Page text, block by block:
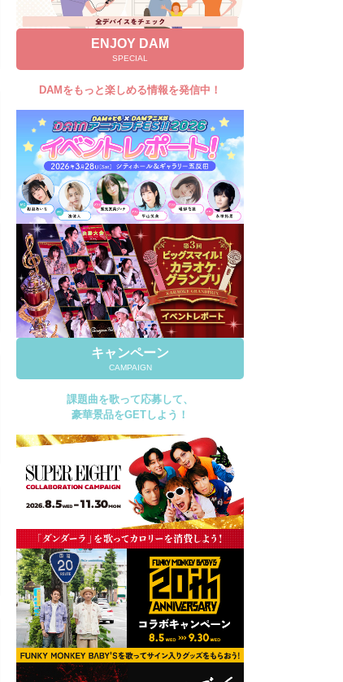
DAMの新曲・ランキングなど
カラオケ最新情報をチェック！
自宅でカラオケ歌い放題！
家族や友達と一緒に！練習にも！
ENJOY DAM
SPECIAL
DAMをもっと楽しめる情報を発信中！
キャンペーン
CAMPAIGN
課題曲を歌って応募して、
豪華景品をGETしよう！